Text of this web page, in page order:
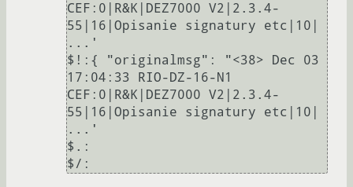
CEF:0|R&K|DEZ7000 V2|2.3.4-
55|16|Opisanie signatury etc|10|
...'
$!:{ "originalmsg": "<38> Dec 03
17:04:33 RIO-DZ-16-N1
CEF:0|R&K|DEZ7000 V2|2.3.4-
55|16|Opisanie signatury etc|10|
...'
$.: